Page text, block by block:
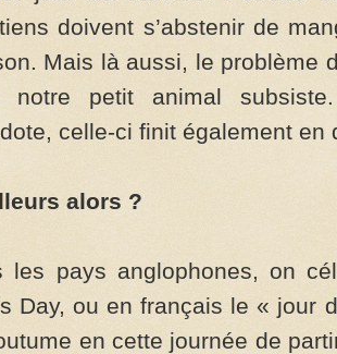
doivent s’abstenir de
Mais là aussi, le problème
notre petit animal
celle-ci finit également en
alors ?
les pays anglophones, on
Day, ou en français le « jour
en cette journée de